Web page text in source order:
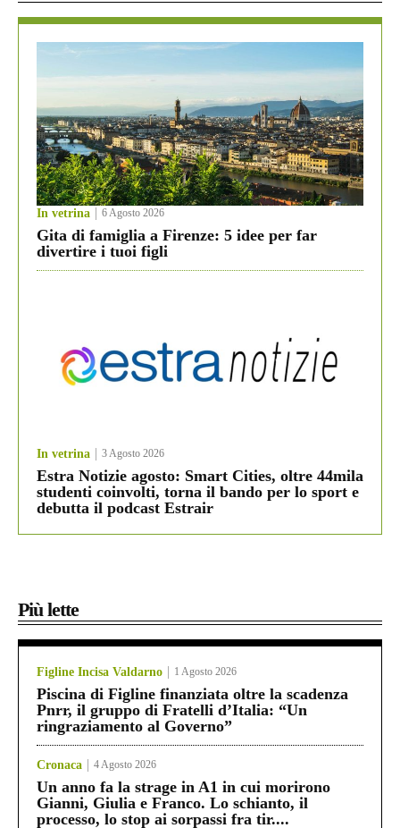
In vetrina 6 Agosto 2026
Gita di famiglia a Firenze: 5 idee per far
divertire i tuoi figli
In vetrina 3 Agosto 2026
Estra Notizie agosto: Smart Cities, oltre 44mila
studenti coinvolti, torna il bando per lo sport e
debutta il podcast Estrair
Più lette
Figline Incisa Valdarno 1 Agosto 2026
Piscina di Figline finanziata oltre la scadenza
Pnrr, il gruppo di Fratelli d’Italia: “Un
ringraziamento al Governo”
Cronaca 4 Agosto 2026
Un anno fa la strage in A1 in cui morirono
Gianni, Giulia e Franco. Lo schianto, il
processo, lo stop ai sorpassi fra tir....